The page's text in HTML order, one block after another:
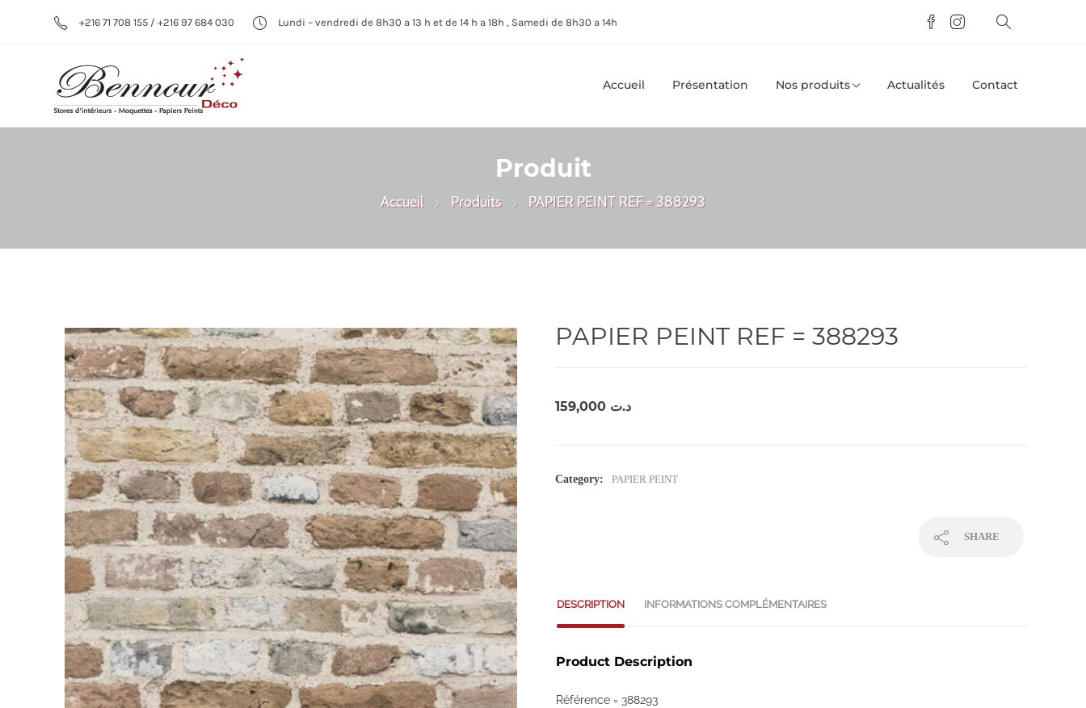
+216 71 708 155 / +216 97 684 030 Lundi – vendredi de 8h30 a 13 h et de 14 h a 18h , Samedi de 8h30 a 14h
Accueil Présentation Nos produits Actualités Contact
Produit
Accueil Produits PAPIER PEINT REF = 388293
PAPIER PEINT REF = 388293
د.ت
Category: PAPIER PEINT
SHARE
DESCRIPTION INFORMATIONS COMPLÉMENTAIRES
Product Description
Référence = 388293